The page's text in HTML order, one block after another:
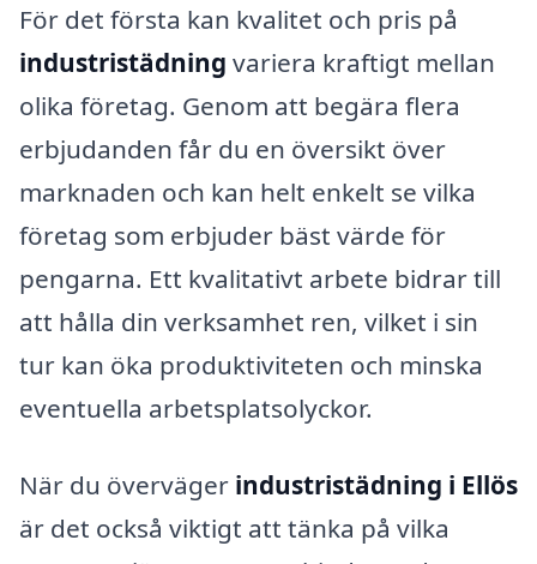
För det första kan kvalitet och pris på
industristädning variera kraftigt mellan
olika företag. Genom att begära flera
erbjudanden får du en översikt över
marknaden och kan helt enkelt se vilka
företag som erbjuder bäst värde för
pengarna. Ett kvalitativt arbete bidrar till
att hålla din verksamhet ren, vilket i sin
tur kan öka produktiviteten och minska
eventuella arbetsplatsolyckor.
När du överväger industristädning i Ellös
är det också viktigt att tänka på vilka